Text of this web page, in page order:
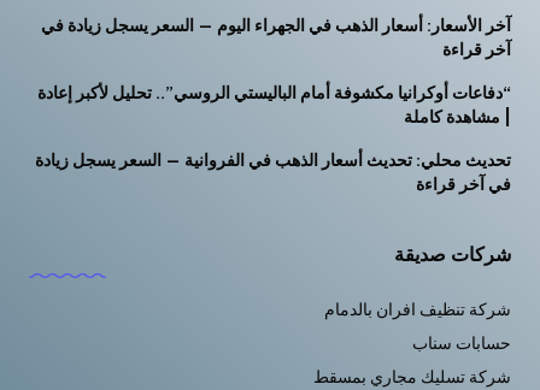
آخر الأسعار: أسعار الذهب في الجهراء اليوم — السعر يسجل زيادة في
آخر قراءة
“دفاعات أوكرانيا مكشوفة أمام الباليستي الروسي”.. تحليل لأكبر إعادة
| مشاهدة كاملة
تحديث محلي: تحديث أسعار الذهب في الفروانية — السعر يسجل زيادة
في آخر قراءة
شركات صديقة
شركة تنظيف افران بالدمام
حسابات سناب
شركة تسليك مجاري بمسقط